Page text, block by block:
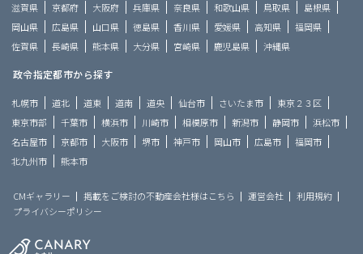
滋賀県
京都府 大阪府 兵庫県 奈良県 和歌山県 鳥取県
島根県
岡山県
広島県 山口県 徳島県 香川県 愛媛県 高知県
福岡県
佐賀県
長崎県 熊本県 大分県 宮崎県 鹿児島県 沖縄県
政令指定都市から探す
札幌市 道北 道東 道南 道央 仙台市 さいたま市
東京２３区
東京市部
千葉市 横浜市 川崎市 相模原市 新潟市 静岡市
浜松市
名古屋市
京都市 大阪市 堺市 神戸市 岡山市 広島市
福岡市
北九州市
熊本市
CMギャラリー 掲載をご検討の不動産会社様はこちら 運営会社
利用規約
プライバシーポリシー